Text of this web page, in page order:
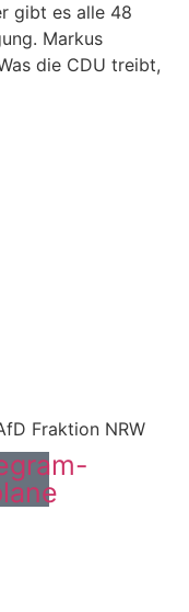
gibt es alle 48
Markus
die CDU treibt,
Fraktion NRW